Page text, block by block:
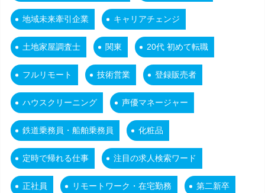
地域未来牽引企業 キャリアチェンジ
土地家屋調査士 関東 20代 初めて転職
フルリモート 技術営業 登録販売者
ハウスクリーニング 声優マネージャー
鉄道乗務員・船舶乗務員 化粧品
定時で帰れる仕事 注目の求人検索ワード
正社員 リモートワーク・在宅勤務 第二新卒